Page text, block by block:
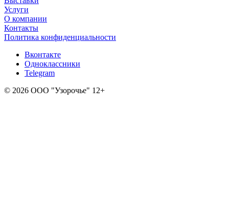
Услуги
О компании
Контакты
Политика конфиденциальности
Вконтакте
Одноклассники
Telegram
© 2026 ООО "Узорочье" 12+